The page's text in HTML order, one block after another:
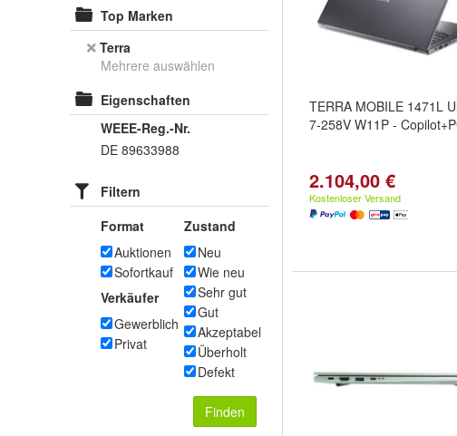
Top Marken
Terra
Mehrere auswählen
Eigenschaften
WEEE-Reg.-Nr.
DE 89633988
Filtern
Format
Auktionen
Sofortkauf
Verkäufer
Gewerblich
Privat
Zustand
Neu
Wie neu
Sehr gut
Gut
Akzeptabel
Überholt
Defekt
Finden
TERRA MOBILE 1471L
7-258V W11P -
2.104,00 €
Kostenloser Versand